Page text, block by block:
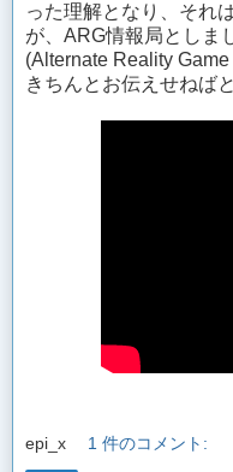
った理解となり、それ
が、ARG情報局としま
(Alternate Reality
きちんとお伝えせねば
epi_x 1 件のコメント: